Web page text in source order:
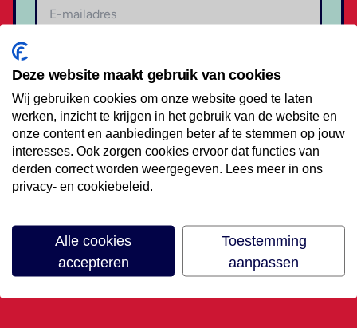
Volg ons op social media
Deze website maakt gebruik van cookies
Wij gebruiken cookies om onze website goed te laten
werken, inzicht te krijgen in het gebruik van de website en
onze content en aanbiedingen beter af te stemmen op jouw
interesses. Ook zorgen cookies ervoor dat functies van
derden correct worden weergegeven. Lees meer in ons
privacy- en cookiebeleid.
Alle cookies
accepteren
Toestemming
aanpassen